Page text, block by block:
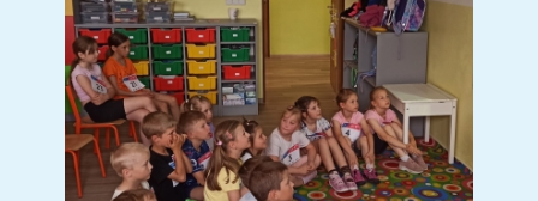
Kontakt
Školní jídelna
Dokumenty
Ke stažení
Fotogalerie
Svačinky